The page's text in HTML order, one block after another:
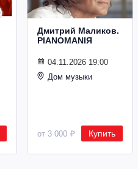
Дмитрий Маликов.
PIANOMANIЯ
04.11.2026 19:00
Дом музыки
от 3 000 ₽ Купить